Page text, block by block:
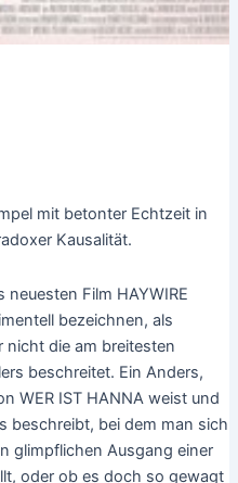
mit betonter Echtzeit in
Kausalität.
Film HAYWIRE
bezeichnen, als
nicht die am breitesten
beschreitet. Ein Anders,
WER IST HANNA weist und
beschreibt, bei dem man sich
glimpflichen Ausgang einer
oder ob es doch so gewagt